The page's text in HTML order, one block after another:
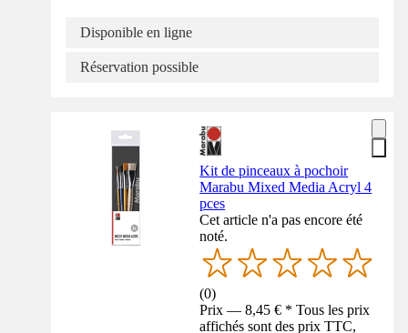
Disponible en ligne
Réservation possible
Kit de pinceaux à pochoir
Marabu Mixed Media Acryl 4
pces
Cet article n'a pas encore été
noté.
(0)
Prix — 8,45 € * Tous les prix
affichés sont des prix TTC,